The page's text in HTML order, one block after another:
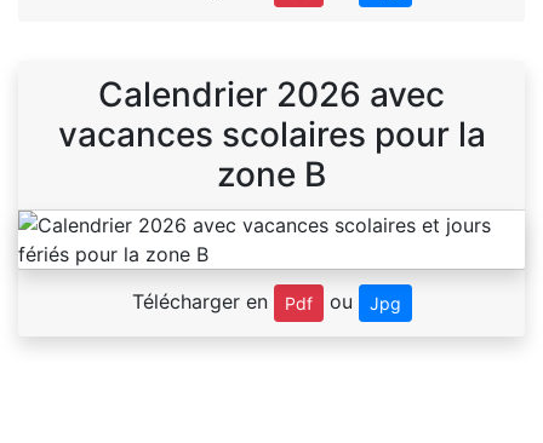
Calendrier 2026 avec
vacances scolaires pour la
zone B
Télécharger en Pdf ou Jpg